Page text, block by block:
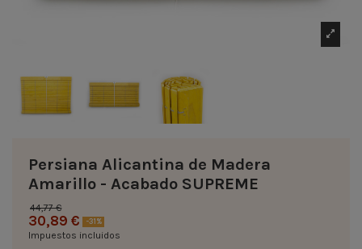
Persiana Alicantina de Madera
Amarillo - Acabado SUPREME
44,77 €
30,89 € -31%
Impuestos incluidos